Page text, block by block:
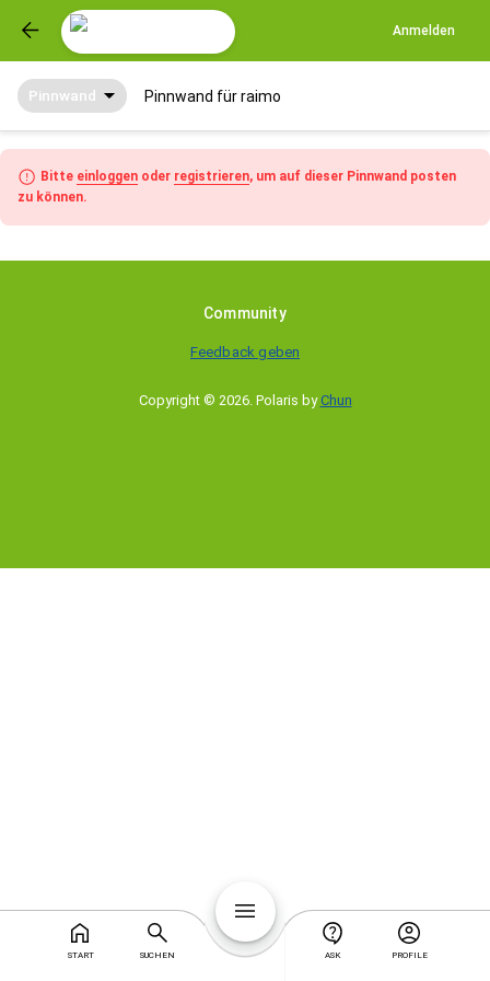
Anmelden
START SUCHEN ASK PROFILE
Pinnwand Pinnwand für raimo
Bitte einloggen oder registrieren, um auf dieser Pinnwand posten
zu können.
Community
Feedback geben
Copyright © 2026. Polaris by Chun